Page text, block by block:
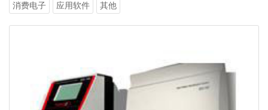
消费电子 应用软件 其他